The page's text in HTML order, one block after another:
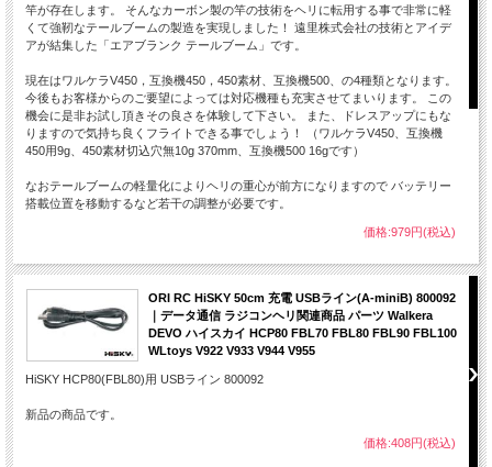
竿が存在します。 そんなカーボン製の竿の技術をヘリに転用する事で非常に軽
くて強靭なテールブームの製造を実現しました！ 遠里株式会社の技術とアイデ
アが結集した「エアブランク テールブーム」です。
現在はワルケラV450，互換機450，450素材、互換機500、の4種類となります。
今後もお客様からのご要望によっては対応機種も充実させてまいります。 この
機会に是非お試し頂きその良さを体験して下さい。 また、ドレスアップにもな
りますので気持ち良くフライトできる事でしょう！ （ワルケラV450、互換機
450用9g、450素材切込穴無10g 370mm、互換機500 16gです）
なおテールブームの軽量化によりヘリの重心が前方になりますので バッテリー
搭載位置を移動するなど若干の調整が必要です。
価格:979円(税込)
ORI RC HiSKY 50cm 充電 USBライン(A-miniB) 800092
｜データ通信 ラジコンヘリ関連商品 パーツ Walkera
DEVO ハイスカイ HCP80 FBL70 FBL80 FBL90 FBL100
WLtoys V922 V933 V944 V955
HiSKY HCP80(FBL80)用 USBライン 800092
新品の商品です。
価格:408円(税込)